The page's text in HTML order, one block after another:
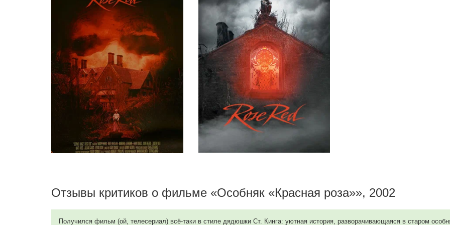
Джудит Айви
Cathy Kramer
Эмили Дешанель
Pam Asbury
Кевин Тай
Victor Kandinsky
Лаура Кенни
Mrs. Kay Waterman
Джимми Симпсон
Kevin Bollinger
Отзывы критиков о фильме «Особняк «Красная роза»», 2002
Получился фильм (ой, телесериал) всё-таки в стиле дядюшки Ст. Кинга: уютная история, разворачивающаяся в старом